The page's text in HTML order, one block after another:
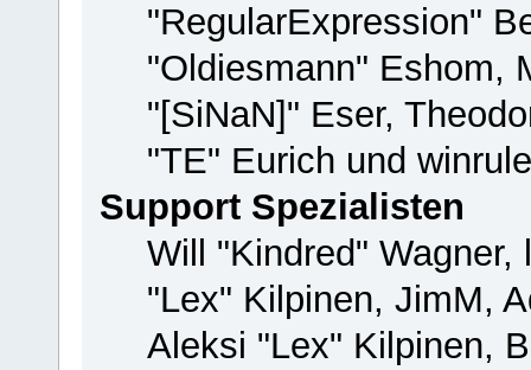
"RegularExpression"
"Oldiesmann" Eshom,
"[SiNaN]" Eser,
"TE" Eurich und
Support Spezialisten
Will "Kindred"
"Lex" Kilpinen, JimM,
Aleksi "Lex" Kilpinen,